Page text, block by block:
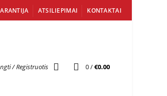
ATSILIEPIMAI KONTAKTAI
/ Registruotis 0/€0.00